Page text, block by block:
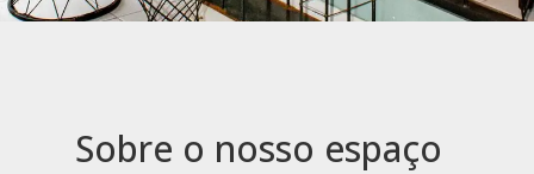
Manicure e Pedicure
Design Sobrancelhas
Sobre o nosso espaço